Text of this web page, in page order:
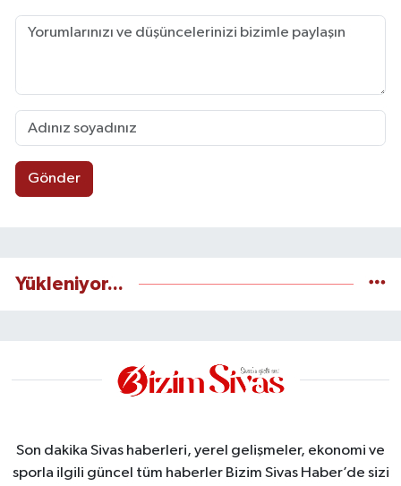
Gönder
Yükleniyor...
Son dakika Sivas haberleri, yerel gelişmeler, ekonomi ve
sporla ilgili güncel tüm haberler Bizim Sivas Haber’de sizi